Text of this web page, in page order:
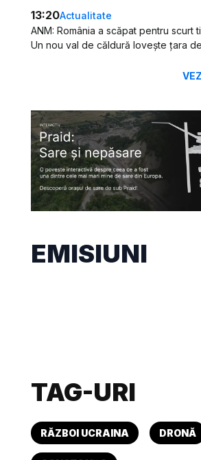
13:20Actualitate
ANM: România a scăpat pentru scurt
Un nou val de căldură lovește țara
EMISIUNI
TAG-URI
RĂZBOI UCRAINA DRONĂ